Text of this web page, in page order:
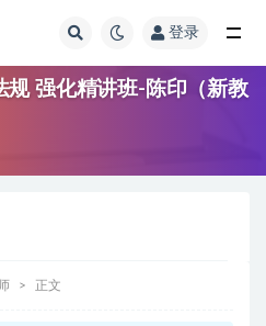
登录
规 强化精讲班-陈印（新教
正文